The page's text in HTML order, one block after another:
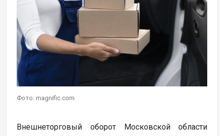
Фото: magnific.com
Внешнеторговый оборот Московской области